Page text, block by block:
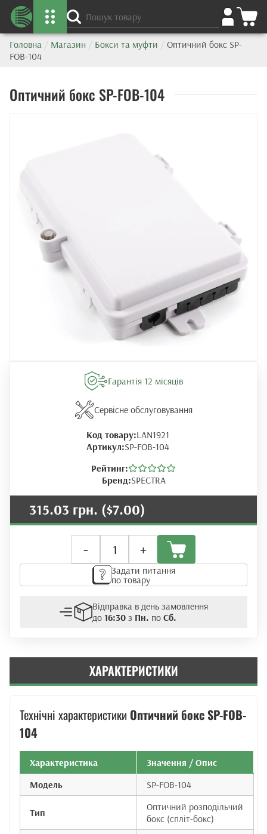
Головна / Магазин / Бокси та муфти / Оптичний бокс SP-
FOB-104
Оптичний бокс SP-FOB-104
Гарантія 12 місяців
Сервісне обслуговування
Код товару:LAN1921
Артикул:SP-FOB-104
Рейтинг:
Бренд:SPECTRA
315.03 грн. ($7.00)
-
бокс
SP-
FOB-
104
+
Задати питання
по товару
Відправка в день замовлення
до 16:30з Пн. по Сб.
ХАРАКТЕРИСТИКИ
Технічні характеристики Оптичний бокс SP-FOB-
104
Характеристика
Значення / Опис
Модель
SP-FOB-104
Тип
Оптичний розподільчий
бокс (спліт-бокс)